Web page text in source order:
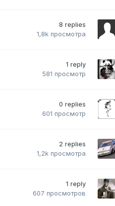
8 replies
1,8k просмотра
1 reply
581 просмотр
0 replies
601 просмотр
2 replies
1,2k просмотра
1 reply
607 просмотров